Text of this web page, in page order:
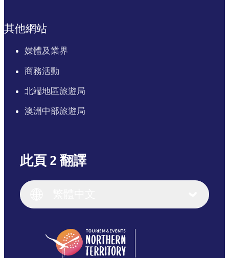
其他網站
媒體及業界
商務活動
北端地區旅遊局
澳洲中部旅遊局
此頁 2 翻譯
English (US)
English
(Singapore)
繁體中文